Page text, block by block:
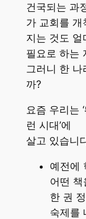
건국되는 과
가 교회를 개
지는 것도 얼
필요로 하는
그러니 한
까?
요즘 우리는
런 시대’에
살고 있습니
예전에
어떤 책
한 권
숙제를